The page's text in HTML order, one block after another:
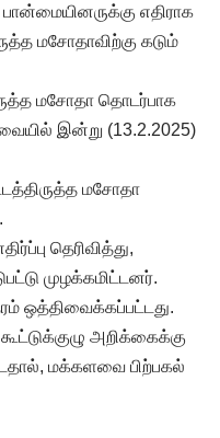
பான்மையினருக்கு எதிராக
மசோதாவிற்கு கடும்
மசோதா தொடர்பாக
இன்று (13.2.2025)
மசோதா
தெரிவித்து,
முழக்கமிட்டனர்.
ஒத்திவைக்கப்பட்டது.
அறிக்கைக்கு
மக்களவை பிற்பகல்